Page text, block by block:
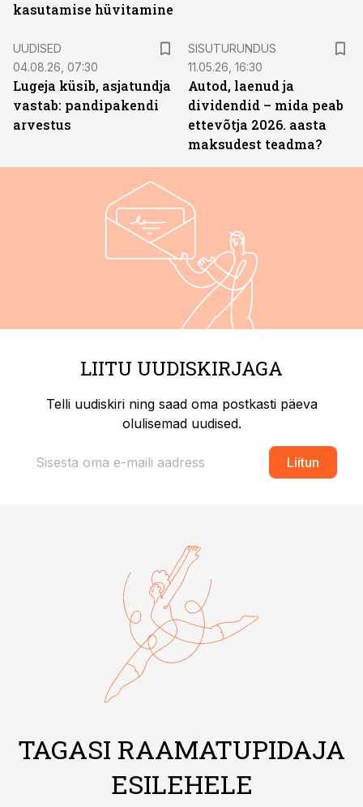
kasutamise hüvitamine
UUDISED
04.08.26, 07:30
Lugeja küsib, asjatundja
vastab: pandipakendi
arvestus
SISUTURUNDUS
11.05.26, 16:30
Autod, laenud ja
dividendid – mida peab
ettevõtja 2026. aasta
maksudest teadma?
LIITU UUDISKIRJAGA
Telli uudiskiri ning saad oma postkasti päeva
olulisemad uudised.
Liitun
TAGASI RAAMATUPIDAJA
ESILEHELE